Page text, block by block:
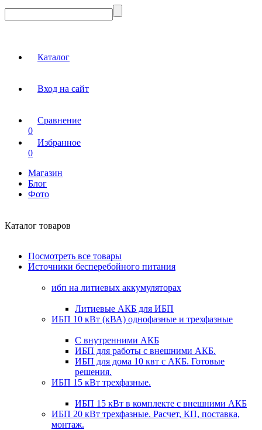
Каталог
Вход на сайт
Сравнение
0
Избранное
0
Магазин
Блог
Фото
Каталог товаров
Посмотреть все товары
Источники бесперебойного питания
ибп на литиевых аккумуляторах
Литиевые АКБ для ИБП
ИБП 10 кВт (кВА) однофазные и трехфазные
С внутренними АКБ
ИБП для работы с внешними АКБ.
ИБП для дома 10 квт с АКБ. Готовые
решения.
ИБП 15 кВт трехфазные.
ИБП 15 кВт в комплекте с внешними АКБ
ИБП 20 кВт трехфазные. Расчет, КП, поставка,
монтаж.